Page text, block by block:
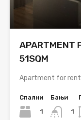
APARTMENT
51SQM
Apartment for rent
Спални
1
Бањи
1